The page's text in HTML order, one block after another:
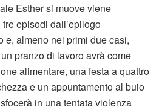
Esther si muove viene
episodi dall’epilogo
e, almeno nei primi due casi,
pranzo di lavoro avrà come
alimentare, una festa a quattro
e un appuntamento al buio
in una tentata violenza